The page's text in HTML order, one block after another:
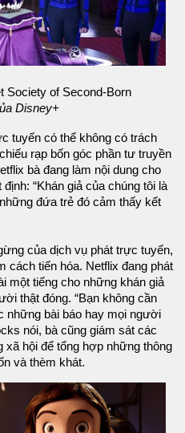
Society of Second-Born
Disney+
tuyến có thể không có trách
rạp bốn góc phần tư truyền
bà đang làm nội dung cho
“Khán giả của chúng tôi là
đứa trẻ đó cảm thấy kết
của dịch vụ phát trực tuyến,
cách tiến hóa. Netflix đang phát
một tiếng cho những khán giả
thật đóng. “Bạn không cần
những bài báo hay mọi người
nói, bà cũng giám sát các
xã hội để tổng hợp những thông
và thèm khát.